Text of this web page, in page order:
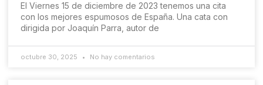
El Viernes 15 de diciembre de 2023 tenemos una cita
con los mejores espumosos de España. Una cata con
dirigida por Joaquín Parra, autor de
octubre 30, 2025 No hay comentarios